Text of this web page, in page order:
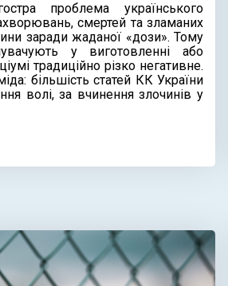
проблема українського
смертей та зламаних
заради жаданої «дози». Тому
у виготовленні або
традиційно різко негативне.
більшість статей КК України
волі, за вчинення злочинів у